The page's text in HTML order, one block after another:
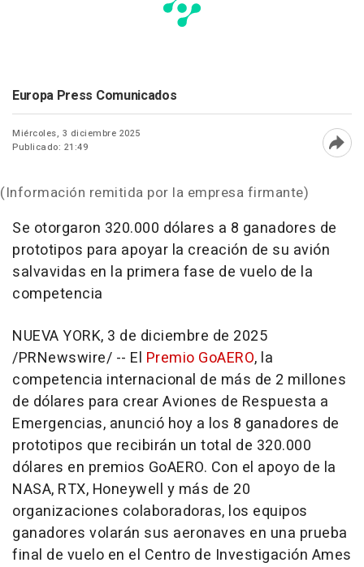
Europa Press Comunicados
Miércoles, 3 diciembre 2025
Publicado: 21:49
(Información remitida por la empresa firmante)
Se otorgaron 320.000 dólares a 8 ganadores de
prototipos para apoyar la creación de su avión
salvavidas en la primera fase de vuelo de la
competencia
NUEVA YORK, 3 de diciembre de 2025
/PRNewswire/ -- El Premio GoAERO, la
competencia internacional de más de 2 millones
de dólares para crear Aviones de Respuesta a
Emergencias, anunció hoy a los 8 ganadores de
prototipos que recibirán un total de 320.000
dólares en premios GoAERO. Con el apoyo de la
NASA, RTX, Honeywell y más de 20
organizaciones colaboradoras, los equipos
ganadores volarán sus aeronaves en una prueba
final de vuelo en el Centro de Investigación Ames